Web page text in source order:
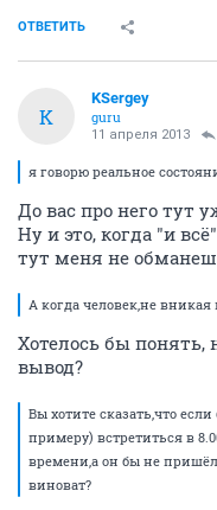
ОТВЕТИТЬ
K
KSergey
guru
11 апреля 2013
я говорю реальное
До вас про него тут
Ну и это, когда "и
тут меня не
А когда человек,не вникая
Хотелось бы понять,
вывод?
Вы хотите сказать,что
примеру) встретиться в
времени,а он бы не
виноват?